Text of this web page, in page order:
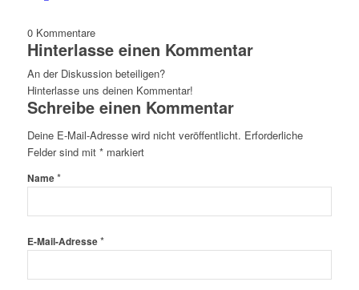
0 Kommentare
Hinterlasse einen Kommentar
An der Diskussion beteiligen?
Hinterlasse uns deinen Kommentar!
Schreibe einen Kommentar
Deine E-Mail-Adresse wird nicht veröffentlicht. Erforderliche
Felder sind mit *markiert
Name*
E-Mail-Adresse*